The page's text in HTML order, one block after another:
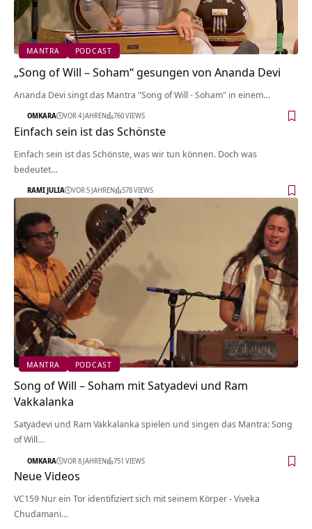
MANTRA PODCAST
„Song of Will – Soham“ gesungen von Ananda Devi
Ananda Devi singt das Mantra "Song of Will - Soham" in einem…
OMKARA VOR 4 JAHREN 760 VIEWS
Einfach sein ist das Schönste
Einfach sein ist das Schönste, was wir tun können. Doch was
bedeutet…
RAMI JULIA VOR 5 JAHREN 578 VIEWS
MANTRA PODCAST
Song of Will – Soham mit Satyadevi und Ram
Vakkalanka
Satyadevi und Ram Vakkalanka spielen und singen das Mantra: Song
of Will…
OMKARA VOR 8 JAHREN 751 VIEWS
Neue Videos
VC159 Nur ein Tor identifiziert sich mit seinem Körper - Viveka
Chudamani…